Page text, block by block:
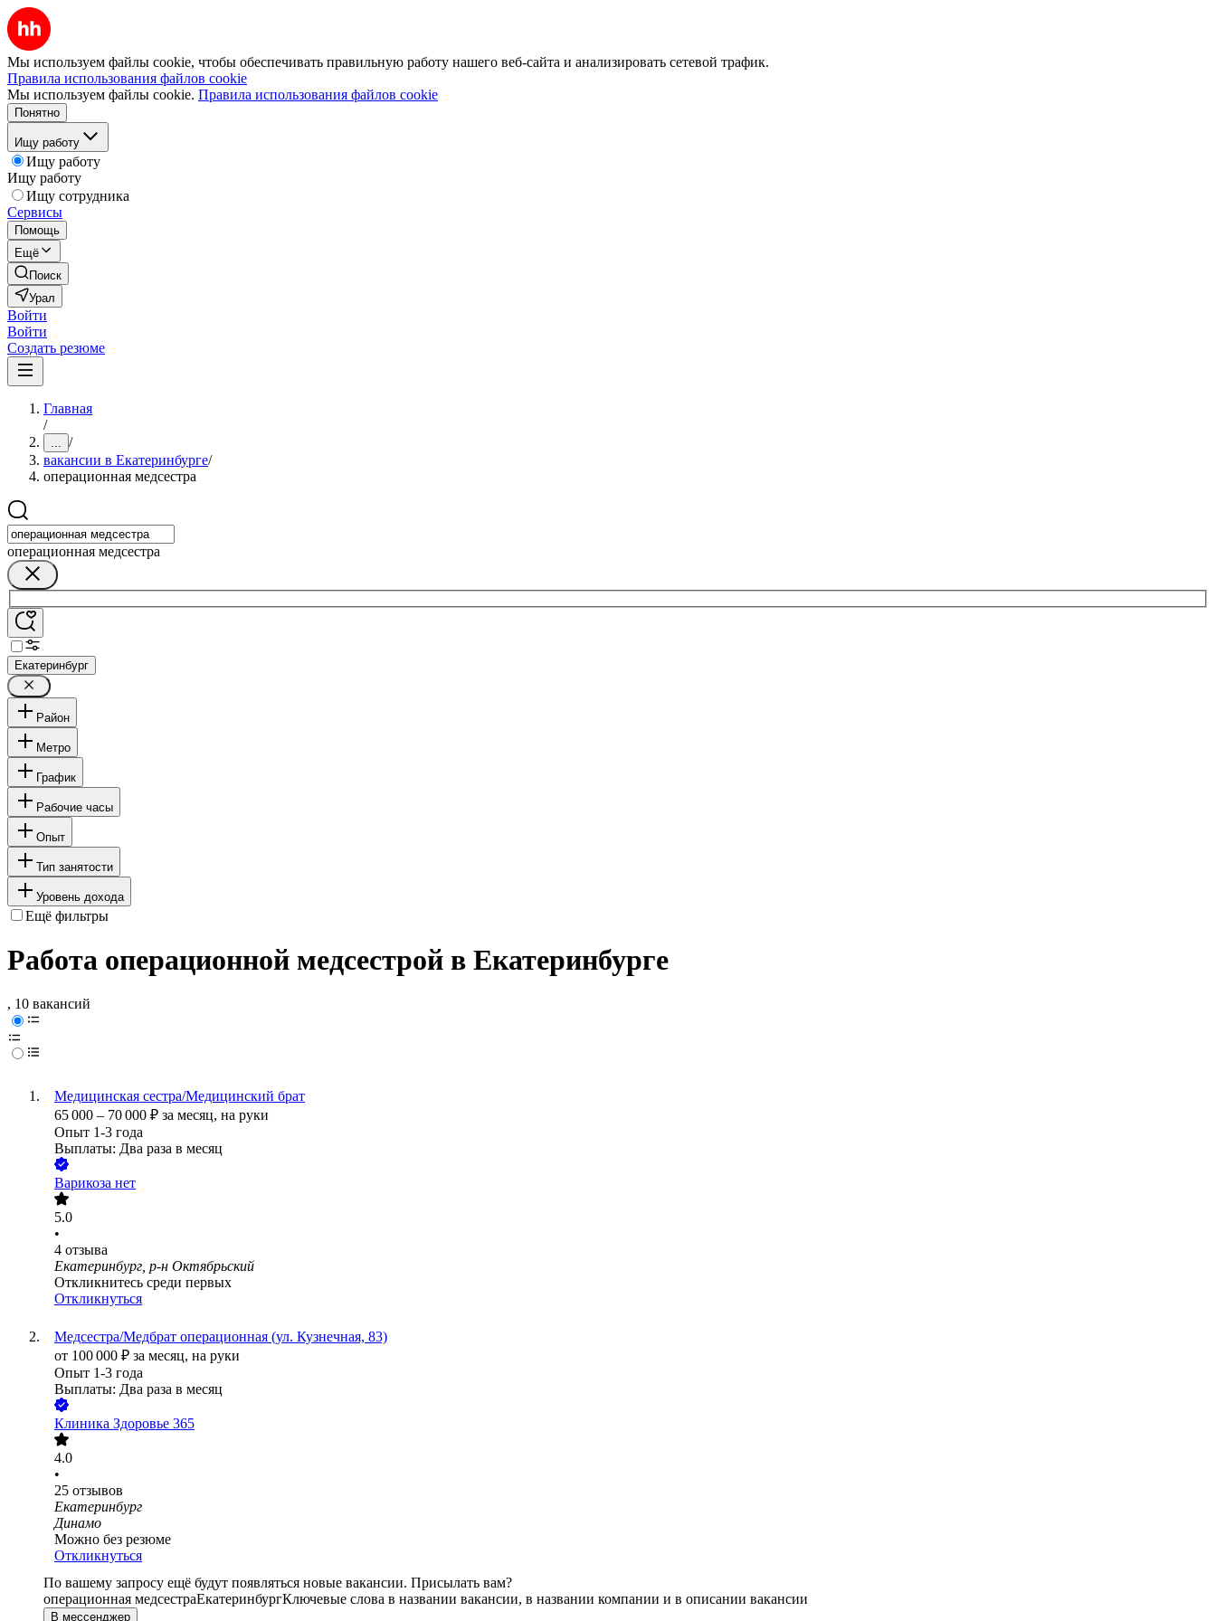
Мы используем файлы cookie, чтобы обеспечивать правильную работу нашего веб-сайта и анализировать сетевой трафик.
Правила использования файлов cookie
Мы используем файлы cookie. Правила использования файлов cookie
Понятно
Ищу работу
Ищу работу
Ищу работу
Ищу сотрудника
Сервисы
Помощь
Ещё
Поиск
Урал
Войти
Войти
Создать резюме
Главная
/
... /
вакансии в Екатеринбурге/
операционная медсестра
операционная медсестра
Екатеринбург
Район
Метро
График
Рабочие часы
Опыт
Тип занятости
Уровень дохода
Ещё фильтры
Работа операционной медсестрой в Екатеринбурге
, 10 вакансий
Медицинская сестра/Медицинский брат
65 000 – 70 000 ₽ за месяц, на руки
Опыт 1-3 года
Выплаты: Два раза в месяц
Варикоза нет
5.0
•
4 отзыва
Екатеринбург, р-н Октябрьский
Откликнитесь среди первых
Откликнуться
Медсестра/Медбрат операционная (ул. Кузнечная, 83)
от 100 000 ₽ за месяц, на руки
Опыт 1-3 года
Выплаты: Два раза в месяц
Клиника Здоровье 365
4.0
•
25 отзывов
Екатеринбург
Динамо
Можно без резюме
Откликнуться
По вашему запросу ещё будут появляться новые вакансии. Присылать вам?
операционная медсестраЕкатеринбургКлючевые слова в названии вакансии, в названии компании и в описании вакансии
В мессенджер